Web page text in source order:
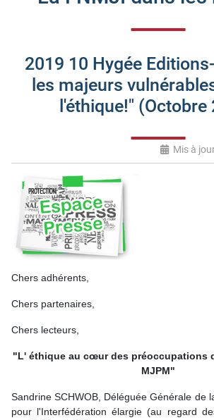
2019 10 Hygée
les majeurs
l'éthique!" (Octobre
Mis à
Chers adhérents,
Chers partenaires,
Chers lecteurs,
"L' éthique au cœur des préoccupations
MJPM"
Sandrine SCHWOB, Déléguée Générale de
pour l'Interfédération élargie (au regard